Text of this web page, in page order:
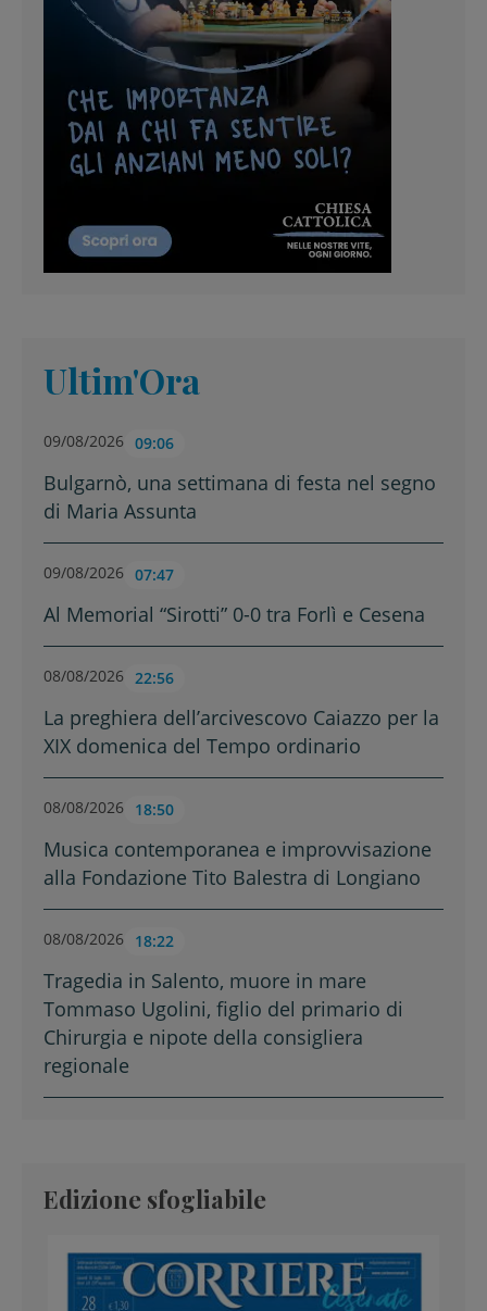
Ultim'Ora
09/08/2026 09:06
Bulgarnò, una settimana di festa nel segno
di Maria Assunta
09/08/2026 07:47
Al Memorial “Sirotti” 0-0 tra Forlì e Cesena
08/08/2026 22:56
La preghiera dell’arcivescovo Caiazzo per la
XIX domenica del Tempo ordinario
08/08/2026 18:50
Musica contemporanea e improvvisazione
alla Fondazione Tito Balestra di Longiano
08/08/2026 18:22
Tragedia in Salento, muore in mare
Tommaso Ugolini, figlio del primario di
Chirurgia e nipote della consigliera
regionale
Edizione sfogliabile